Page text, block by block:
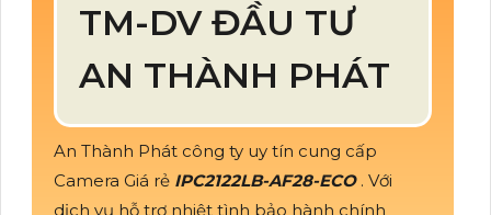
TM-DV ĐẦU TƯ
AN THÀNH PHÁT
An Thành Phát công ty uy tín cung cấp
Camera Giá rẻ IPC2122LB-AF28-ECO. Với
dịch vụ hỗ trợ nhiệt tình bảo hành chính